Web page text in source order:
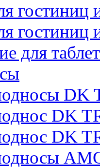
гостиниц
для
DK
DK
DK